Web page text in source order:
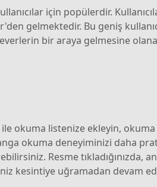
için popülerdir.
gelmektedir. Bu geniş
bir araya gelmesine
okuma listenize ekleyin, okuma
okuma deneyiminizi daha
Resme tıkladığınızda,
kesintiye uğramadan devam